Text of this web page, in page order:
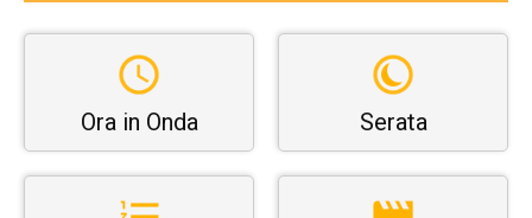
Ora in Onda Serata